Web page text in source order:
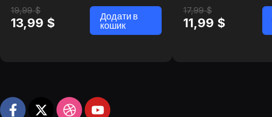
19,99$
13,99 $ Додати в
кошик
17,99$
11,99 $